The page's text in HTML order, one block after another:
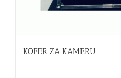
KOFER ZA KAMERU